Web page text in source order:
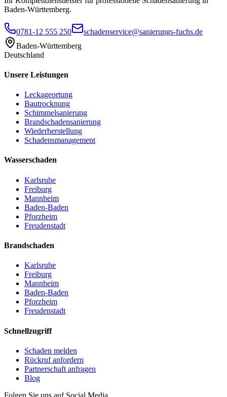
Baden-Württemberg.
0781-12 555 250
schadenservice@sanierungs-fuchs.de
Baden-Württemberg
Deutschland
Unsere Leistungen
Leckageortung
Bautrocknung
Schimmelsanierung
Brandschadensanierung
Wiederherstellung
Schadensmanagement
Wasserschaden
Karlsruhe
Freiburg
Mannheim
Baden-Baden
Pforzheim
Freudenstadt
Brandschaden
Karlsruhe
Freiburg
Mannheim
Baden-Baden
Pforzheim
Freudenstadt
Schnellzugriff
Schaden melden
Rückruf anfordern
Partnerschaft anfragen
Blog
Folgen Sie uns auf Social Media